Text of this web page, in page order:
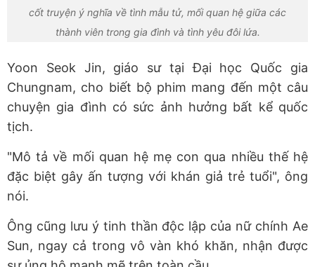
cốt truyện ý nghĩa về tình mẫu tử, mối quan hệ giữa các
thành viên trong gia đình và tình yêu đôi lứa.
Yoon Seok Jin, giáo sư tại Đại học Quốc gia
Chungnam, cho biết bộ phim mang đến một câu
chuyện gia đình có sức ảnh hưởng bất kể quốc
tịch.
"Mô tả về mối quan hệ mẹ con qua nhiều thế hệ
đặc biệt gây ấn tượng với khán giả trẻ tuổi", ông
nói.
Ông cũng lưu ý tinh thần độc lập của nữ chính Ae
Sun, ngay cả trong vô vàn khó khăn, nhận được